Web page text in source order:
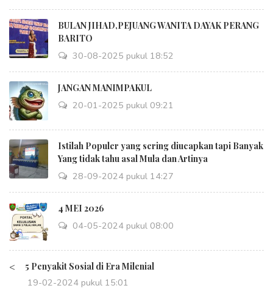
BULAN JIHAD,PEJUANG WANITA DAYAK PERANG
BARITO
30-08-2025 pukul 18:52
JANGAN MANIMPAKUL
20-01-2025 pukul 09:21
Istilah Populer yang sering diucapkan tapi Banyak
Yang tidak tahu asal Mula dan Artinya
28-09-2024 pukul 14:27
4 MEI 2026
04-05-2024 pukul 08:00
< 5 Penyakit Sosial di Era Milenial
19-02-2024 pukul 15:01